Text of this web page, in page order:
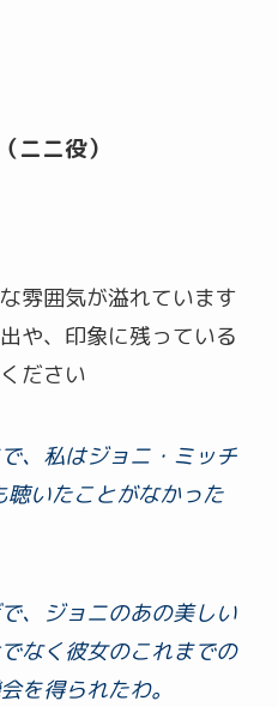
ニニ役）
雰囲気が溢れています
や、印象に残っている
ださい
、私はジョニ・ミッチ
いたことがなかった
、ジョニのあの美しい
なく彼女のこれまでの
を得られたわ。